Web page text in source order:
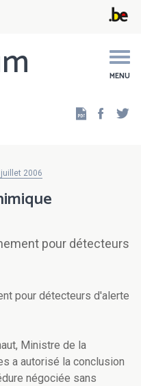
MENU
2006
pour détecteurs
pour détecteurs d'alerte
Ministre de la
a autorisé la conclusion
négociée sans